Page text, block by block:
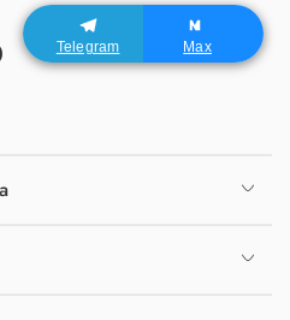
Telegram Max